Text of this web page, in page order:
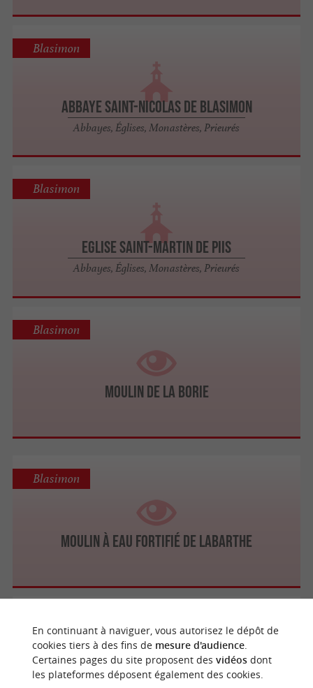
Abbaye Saint-Nicolas de Blasimon
Abbayes, Églises, Monastères, Prieurés
Blasimon
Eglise Saint-Martin de Piis
Abbayes, Églises, Monastères, Prieurés
Blasimon
Moulin de La Borie
Blasimon
Moulin à eau fortifié de Labarthe
Blasimon
Eglise Saint-Saturnin de Mauriac
En continuant à naviguer, vous autorisez le dépôt de
cookies tiers à des fins de mesure d'audience.
Certaines pages du site proposent des vidéosdont
les plateformes déposent également des cookies.